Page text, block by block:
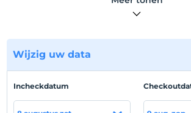
Hotelvoorwaarden
Check in
Na 14:00
Wijzig uw data
Incheckdatum